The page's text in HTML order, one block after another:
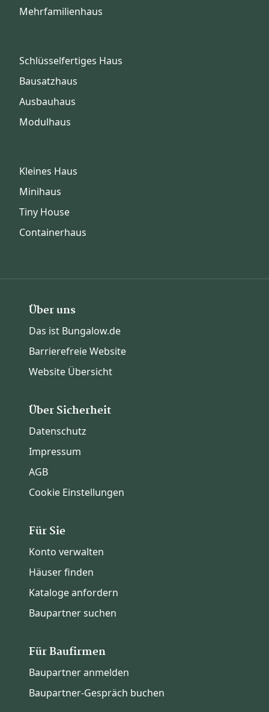
Mehrfamilienhaus
Schlüsselfertiges Haus
Bausatzhaus
Ausbauhaus
Modulhaus
Kleines Haus
Minihaus
Tiny House
Containerhaus
Über uns
Das ist Bungalow.de
Barrierefreie Website
Website Übersicht
Über Sicherheit
Datenschutz
Impressum
AGB
Cookie Einstellungen
Für Sie
Konto verwalten
Häuser finden
Kataloge anfordern
Baupartner suchen
Für Baufirmen
Baupartner anmelden
Baupartner-Gespräch buchen